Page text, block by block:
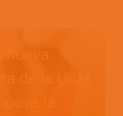
nueva
de la UCM
la